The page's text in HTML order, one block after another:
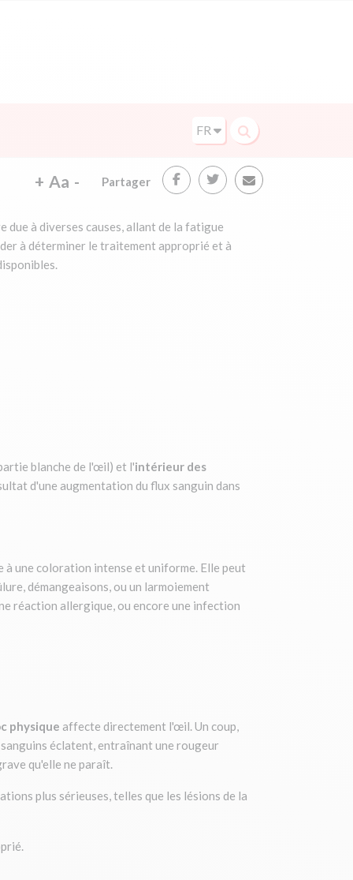
FR
+ Aa - Partager
due à diverses causes, allant de la fatigue
à déterminer le traitement approprié et à
blanche de l'œil) et l'intérieur des
d'une augmentation du flux sanguin dans
une coloration intense et uniforme. Elle peut
démangeaisons, ou un larmoiement
réaction allergique, ou encore une infection
physique affecte directement l'œil. Un coup,
éclatent, entraînant une rougeur
qu'elle ne paraît.
plus sérieuses, telles que les lésions de la